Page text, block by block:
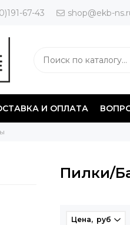
67-43 shop@ekb-
И ОПЛАТА
Пилки/
Цена, руб